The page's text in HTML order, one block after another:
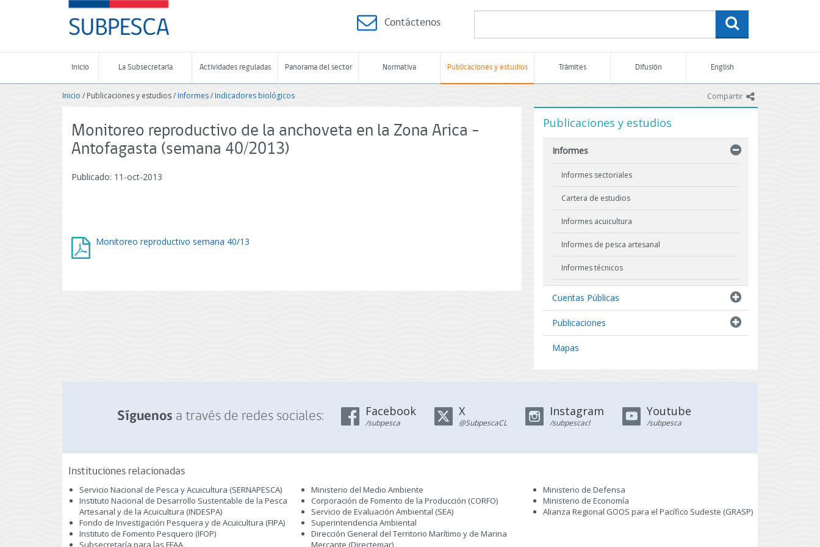
-
Subsecretaría
de
Pesca
Acuicultura
-
de
Chile
Contáctenos
Inicio La Subsecretaría Actividades reguladas Panorama del sector Normativa Publicaciones y estudios Trámites Difusión English
Compartir icono
Inicio / Publicaciones y estudios /Informes/ Indicadores biológicos
Monitoreo reproductivo de la anchoveta en la Zona Arica -
Antofagasta (semana 40/2013)
Publicado: 11-oct-2013
Monitoreo reproductivo semana 40/13
Publicaciones y estudios
Informes
Informes sectoriales
Cartera de estudios
Informes acuicultura
Informes de pesca artesanal
Informes técnicos
Resultados de Pescas de Investigación
Cuentas Públicas
Publicaciones
Mapas
Síguenos a través de redes sociales: Facebook
/subpesca
X
@SubpescaCL
Instagram
/subpescacl
Youtube
/subpesca
Instituciones relacionadas
Servicio Nacional de Pesca y Acuicultura (SERNAPESCA)
Instituto Nacional de Desarrollo Sustentable de la Pesca
Artesanal y de la Acuicultura (INDESPA)
Fondo de Investigación Pesquera y de Acuicultura (FIPA)
Instituto de Fomento Pesquero (IFOP)
Subsecretaría para las FFAA
Ministerio del Medio Ambiente
Corporación de Fomento de la Producción (CORFO)
Servicio de Evaluación Ambiental (SEA)
Superintendencia Ambiental
Dirección General del Territorio Marítimo y de Marina
Mercante (Directemar)
Ministerio de Defensa
Ministerio de Economía
Alianza Regional GOOS para el Pacífico Sudeste (GRASP)